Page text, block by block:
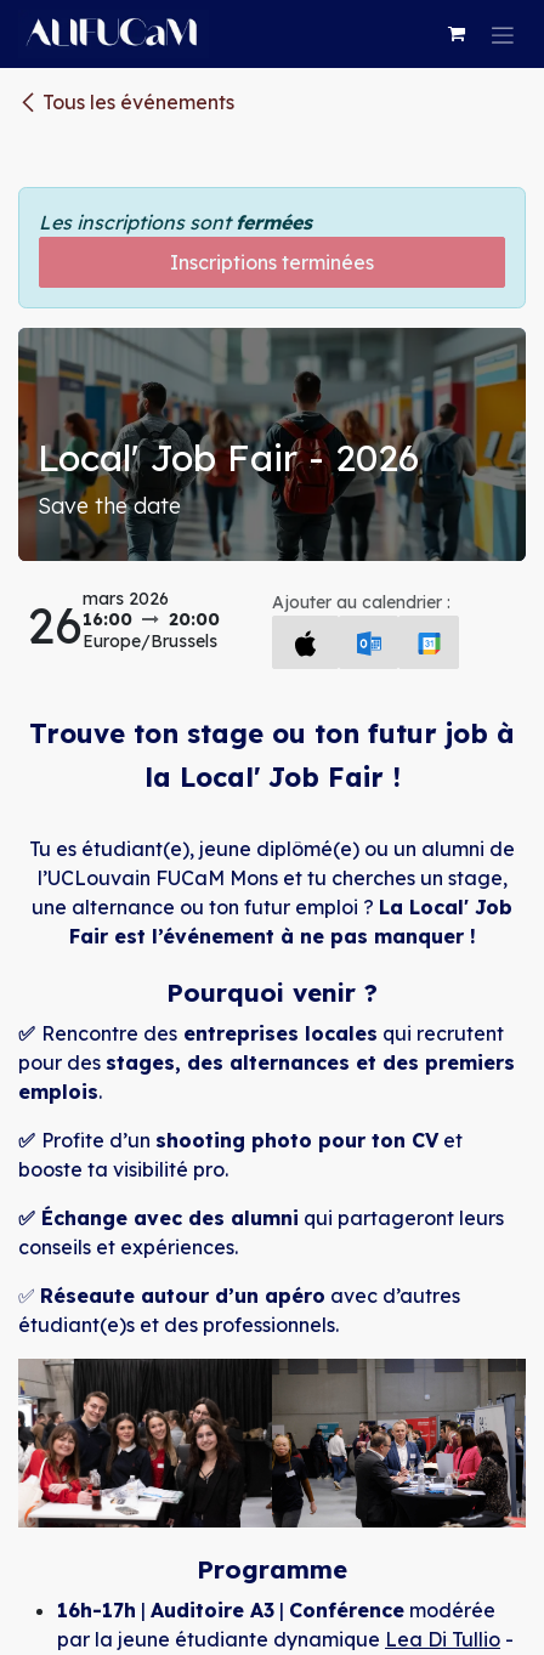
Se rendre au contenu
Tous les événements
Les inscriptions sontfermées
Inscriptions terminées
Local' Job Fair - 2026
Save the date
26mars 2026
16:00
20:00
Europe/Brussels
Ajouter au calendrier :
Trouve ton stage ou ton futur job à
la Local' Job Fair !
Tu es étudiant(e), jeune diplômé(e) ou un alumni de
l’UCLouvain FUCaM Mons et tu cherches un stage,
une alternance ou ton futur emploi ? La Local' Job
Fair est l’événement à ne pas manquer !
Pourquoi venir ?
✅ Rencontre des entreprises locales qui recrutent
pour des stages, des alternances et des premiers
emplois.
✅ Profite d’un shooting photo pour ton CVet
booste ta visibilité pro.
✅ Échange avec des alumni qui partageront leurs
conseils et expériences.
✅ Réseaute autour d’un apéro avec d’autres
étudiant(e)s et des professionnels.
Programme
16h-17h | Auditoire A3 | Conférence modérée
par la jeune étudiante dynamique Lea Di Tullio -